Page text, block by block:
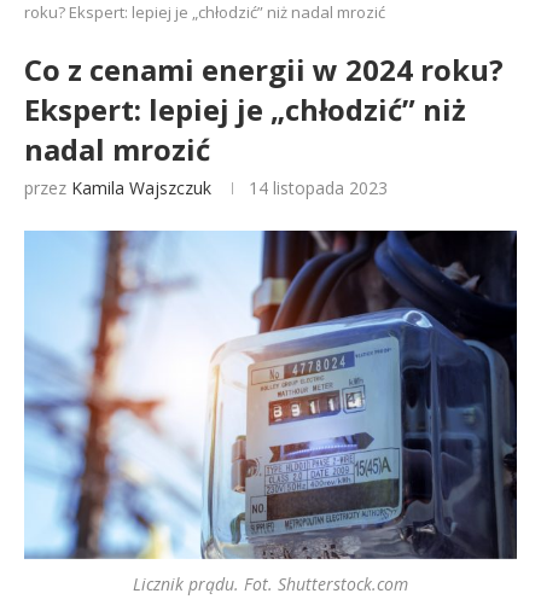
roku? Ekspert: lepiej je „chłodzić” niż nadal mrozić
Co z cenami energii w 2024 roku?
Ekspert: lepiej je „chłodzić” niż
nadal mrozić
przez Kamila Wajszczuk 14 listopada 2023
Licznik prądu. Fot. Shutterstock.com